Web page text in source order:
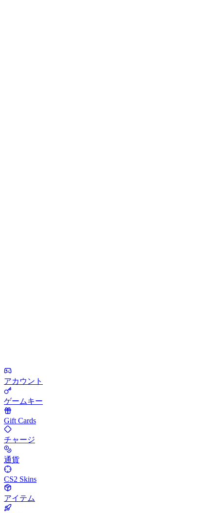
アカウント
ゲームキー
Gift Cards
チャージ
通貨
CS2 Skins
アイテム